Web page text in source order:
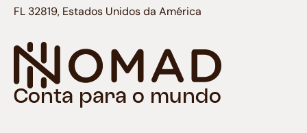
Conta para o mundo
FL 32819, Estados Unidos da América